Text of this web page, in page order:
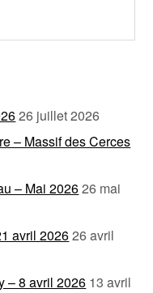
26 juillet 2026
– Massif des Cerces
– Mai 202626 mai
avril 202626 avril
– 8 avril 2026 13 avril